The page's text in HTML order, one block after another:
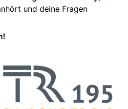
und deine Fragen